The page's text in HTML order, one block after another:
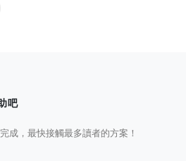
吧
成，最快接觸最多讀者的方案！